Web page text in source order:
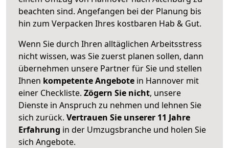
beachten sind. Angefangen bei der Planung bis
hin zum Verpacken Ihres kostbaren Hab & Gut.
Wenn Sie durch Ihren alltäglichen Arbeitsstress
nicht wissen, was Sie zuerst planen sollen, dann
übernehmen unsere Partner für Sie und stellen
Ihnen kompetente Angebote in Hannover mit
einer Checkliste. Zögern Sie nicht, unsere
Dienste in Anspruch zu nehmen und lehnen Sie
sich zurück. Vertrauen Sie unserer 11 Jahre
Erfahrung in der Umzugsbranche und holen Sie
sich Angebote.